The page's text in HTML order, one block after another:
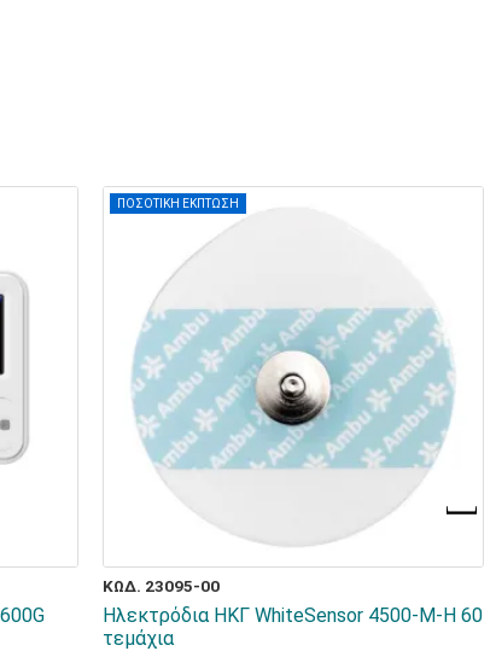
ΠΟΣΟΤΙΚΗ ΕΚΠΤΩΣΗ
ΚΩΔ. 23095-00
Ηλεκτρόδια ΗΚΓ WhiteSensor 4500-M-H 60
τεμάχια